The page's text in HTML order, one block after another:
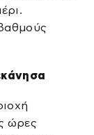
ώρες